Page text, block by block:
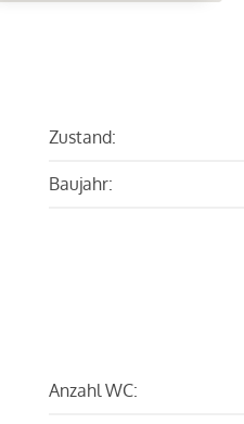
Zustand:
Baujahr:
Anzahl WC: